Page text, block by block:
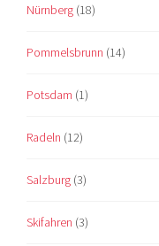
Nürnberg (18)
Pommelsbrunn (14)
Potsdam (1)
Radeln (12)
Salzburg (3)
Skifahren (3)